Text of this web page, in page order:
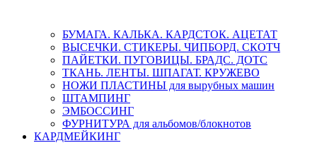
БУМАГА. КАЛЬКА. КАРДСТОК. АЦЕТАТ
ВЫСЕЧКИ. СТИКЕРЫ. ЧИПБОРД. СКОТЧ
ПАЙЕТКИ. ПУГОВИЦЫ. БРАДС. ДОТС
ТКАНЬ. ЛЕНТЫ. ШПАГАТ. КРУЖЕВО
НОЖИ ПЛАСТИНЫ для вырубных машин
ШТАМПИНГ
ЭМБОССИНГ
ФУРНИТУРА для альбомов/блокнотов
КАРДМЕЙКИНГ